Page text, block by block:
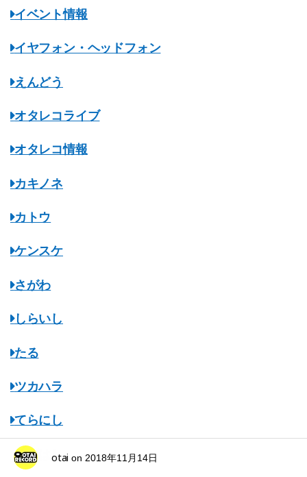
イベント情報
イヤフォン・ヘッドフォン
えんどう
オタレコライブ
オタレコ情報
カキノネ
カトウ
ケンスケ
さがわ
しらいし
たる
ツカハラ
てらにし
ながはし
otai on 2018年11月14日